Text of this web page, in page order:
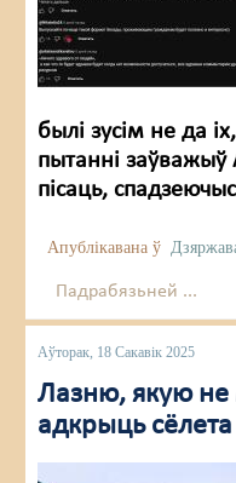
былі зусім не да
пытанні
пісаць,
Апублікавана ў
Падрабязьней ...
Аўторак, 18 Сакавік 2025
Лазню, якую не
адкрыць сёлета